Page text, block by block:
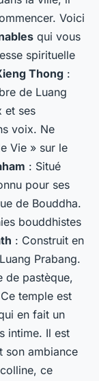
Voici
qui vous
spirituelle
Thong :
de Luang
et ses
voix. Ne
Vie » sur le
: Situé
pour ses
de Bouddha.
bouddhistes
: Construit en
Prabang.
de pastèque,
temple est
en fait un
intime. Il est
son ambiance
ce